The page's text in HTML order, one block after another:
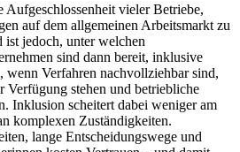
vieler Betriebe,
auf dem allgemeinen Arbeitsmarkt zu
ist jedoch, unter welchen
sind dann bereit, inklusive
wenn Verfahren nachvollziehbar sind,
Verfügung stehen und betriebliche
Inklusion scheitert dabei weniger am
komplexen Zuständigkeiten.
lange Entscheidungswege und